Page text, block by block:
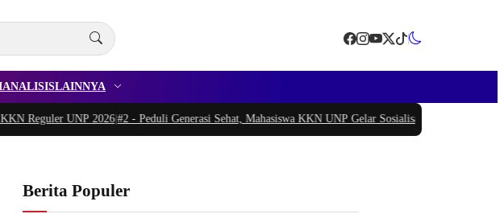
ANALISISLAINNYA
UNP 2026|#2 -Peduli Generasi Sehat, Mahasiswa KKN UNP Gelar Sosialisasi Pencegahan
Berita Populer